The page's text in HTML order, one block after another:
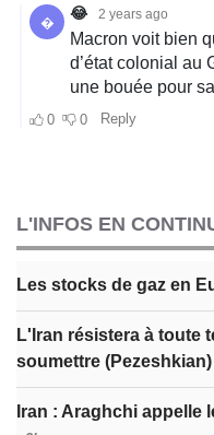
L'INFOS EN
Les stocks de gaz en
L'Iran résistera à toute
soumettre (Pezeshkian)
Iran : Araghchi appelle